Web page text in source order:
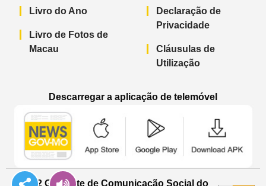
Livro do Ano
Livro de Fotos de
Macau
Declaração de
Privacidade
Cláusulas de
Utilização
Descarregar a aplicação de telemóvel
© 2022 Gabinete de Comunicação Social do